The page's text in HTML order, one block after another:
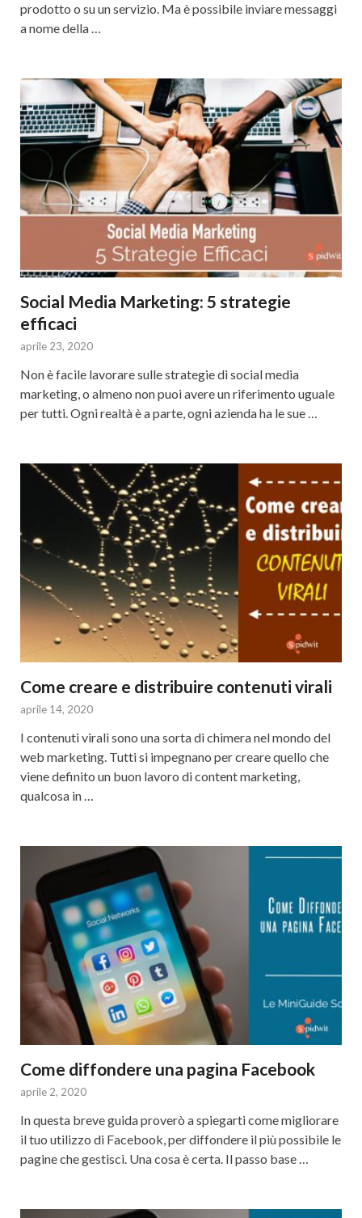
prodotto o su un servizio. Ma è possibile inviare messaggi
a nome della …
Social Media Marketing: 5 strategie
efficaci
aprile 23, 2020
Non è facile lavorare sulle strategie di social media
marketing, o almeno non puoi avere un riferimento uguale
per tutti. Ogni realtà è a parte, ogni azienda ha le sue …
Come creare e distribuire contenuti virali
aprile 14, 2020
I contenuti virali sono una sorta di chimera nel mondo del
web marketing. Tutti si impegnano per creare quello che
viene definito un buon lavoro di content marketing,
qualcosa in …
Come diffondere una pagina Facebook
aprile 2, 2020
In questa breve guida proverò a spiegarti come migliorare
il tuo utilizzo di Facebook, per diffondere il più possibile le
pagine che gestisci. Una cosa è certa. Il passo base …